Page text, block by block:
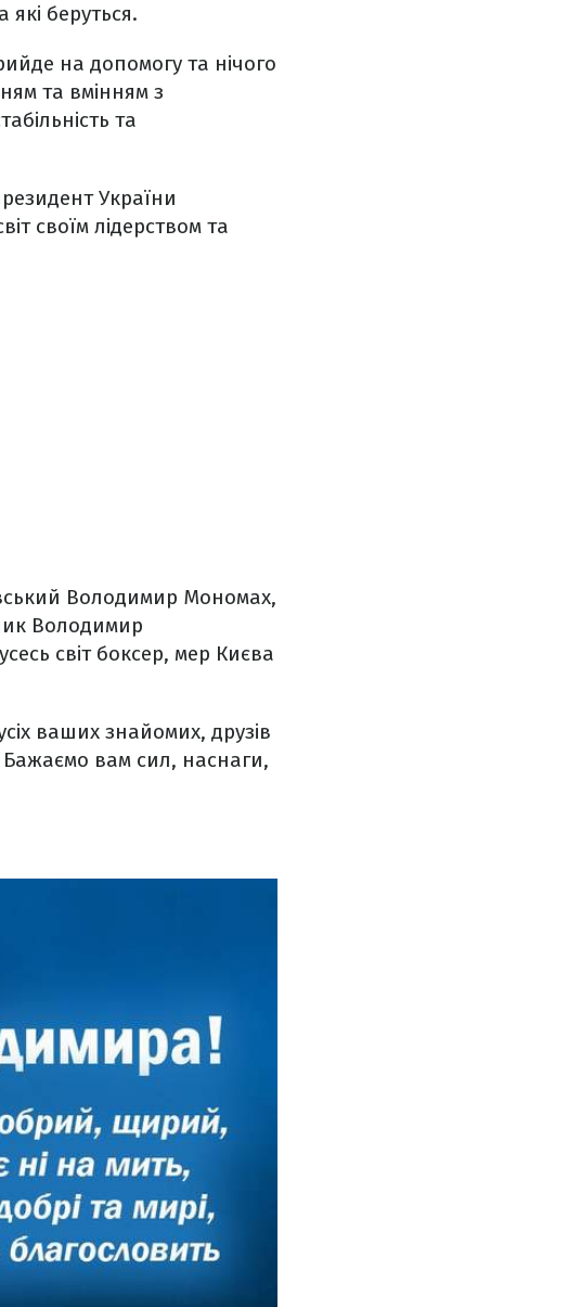
беруться.
на допомогу та нічого
та вмінням з
та
України
своїм лідерством та
Володимир Мономах,
Володимир
світ боксер, мер Києва
ваших знайомих, друзів
вам сил, наснаги,